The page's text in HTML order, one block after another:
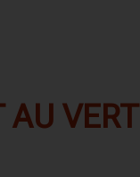
AU VERT